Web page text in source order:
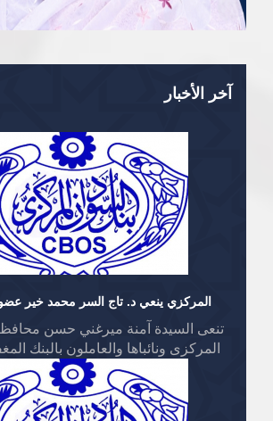
آخر الأخبار
المركزي ينعي د. تاج السر محمد خير عضو
تنعى السيدة آمنة ميرغني حسن
المركزى ونائباها والعاملون بالبنك